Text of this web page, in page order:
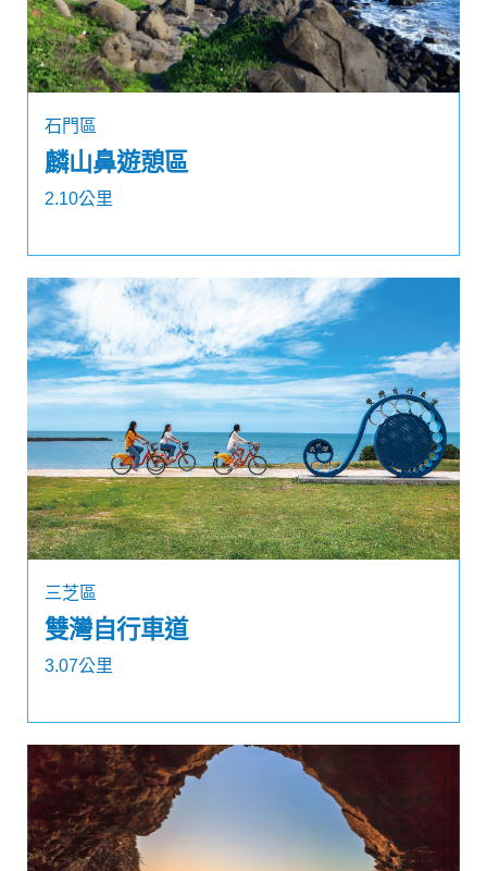
石門區
麟山鼻遊憩區
2.10公里
三芝區
雙灣自行車道
3.07公里